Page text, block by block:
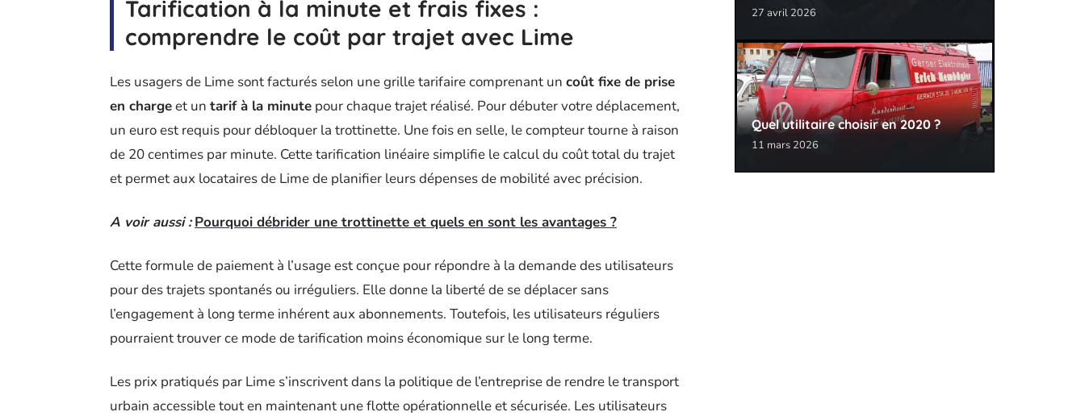
Tarification à la minute et frais fixes :
comprendre le coût par trajet avec Lime
Les usagers de Lime sont facturés selon une grille tarifaire comprenant un coût fixe de prise
en chargeet un tarif à la minute pour chaque trajet réalisé. Pour débuter votre déplacement,
un euro est requis pour débloquer la trottinette. Une fois en selle, le compteur tourne à raison
de 20 centimes par minute. Cette tarification linéaire simplifie le calcul du coût total du trajet
et permet aux locataires de Lime de planifier leurs dépenses de mobilité avec précision.
A voir aussi : Pourquoi débrider une trottinette et quels en sont les avantages ?
Cette formule de paiement à l’usage est conçue pour répondre à la demande des utilisateurs
pour des trajets spontanés ou irréguliers. Elle donne la liberté de se déplacer sans
l’engagement à long terme inhérent aux abonnements. Toutefois, les utilisateurs réguliers
pourraient trouver ce mode de tarification moins économique sur le long terme.
Les prix pratiqués par Lime s’inscrivent dans la politique de l’entreprise de rendre le transport
urbain accessible tout en maintenant une flotte opérationnelle et sécurisée. Les utilisateurs
27 avril 2026
Quel utilitaire choisir en 2020 ?
11 mars 2026